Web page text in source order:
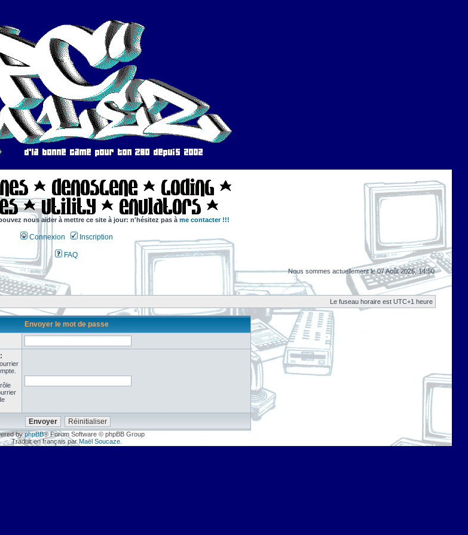
nous aider à mettre ce site à jour: n'hésitez pas à me contacter !!!
Connexion Inscription
FAQ
Nous sommes actuellement le 07 Août 2026, 14:50
Le fuseau horaire est UTC+1 heure
Envoyer le mot de passe
byphpBB® Forum Software © phpBB Group
Traduit en français par Maël Soucaze.